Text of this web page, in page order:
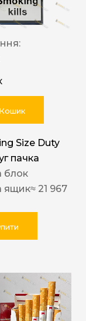
Size Duty
пачка
блок
ящик≈ 21 967